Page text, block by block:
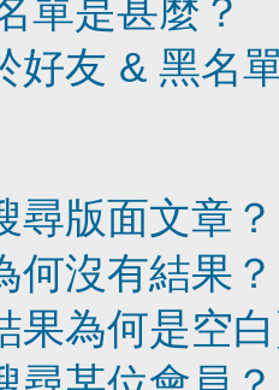
單是甚麼？
好友 & 黑名
尋版面文章？
何沒有結果？
果為何是空